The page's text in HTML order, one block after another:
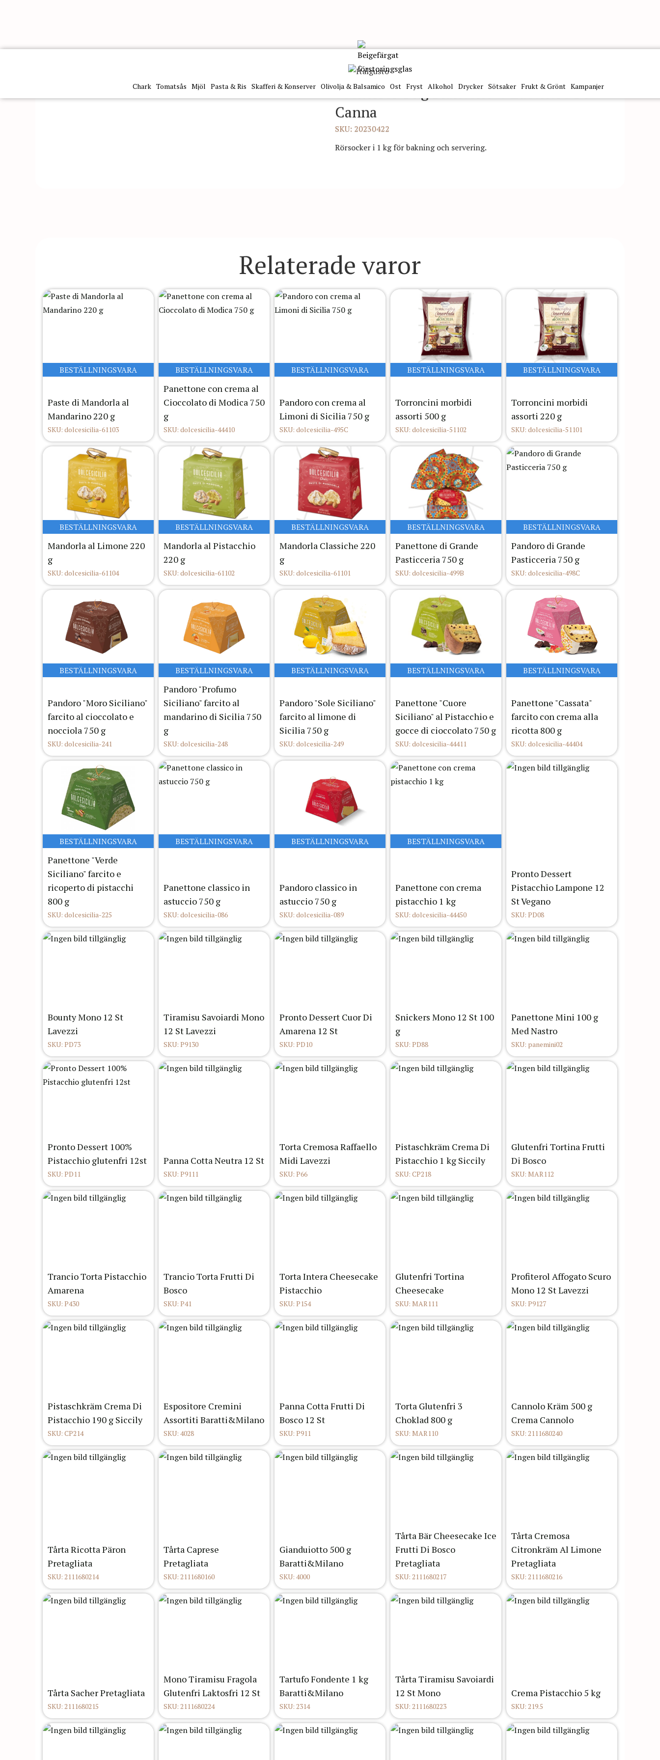
Chark Tomatsås Mjöl Pasta & Ris Skafferi & Konserver Olivolja & Balsamico Ost Fryst Alkohol Drycker Sötsaker Frukt & Grönt Kampanjer
Sockerrör 1 kg Bianconeve Zucchero Di
Canna
SKU: 20230422
Rörsocker i 1 kg för bakning och servering.
Relaterade varor
BESTÄLLNINGSVARA
Paste di Mandorla al
Mandarino 220 g
SKU: dolcesicilia-61103
BESTÄLLNINGSVARA
Panettone con crema al
Cioccolato di Modica 750
g
SKU: dolcesicilia-44410
BESTÄLLNINGSVARA
Pandoro con crema al
Limoni di Sicilia 750 g
SKU: dolcesicilia-495C
BESTÄLLNINGSVARA
Torroncini morbidi
assorti 500 g
SKU: dolcesicilia-51102
BESTÄLLNINGSVARA
Torroncini morbidi
assorti 220 g
SKU: dolcesicilia-51101
BESTÄLLNINGSVARA
Mandorla al Limone 220
g
SKU: dolcesicilia-61104
BESTÄLLNINGSVARA
Mandorla al Pistacchio
220 g
SKU: dolcesicilia-61102
BESTÄLLNINGSVARA
Mandorla Classiche 220
g
SKU: dolcesicilia-61101
BESTÄLLNINGSVARA
Panettone di Grande
Pasticceria 750 g
SKU: dolcesicilia-499B
BESTÄLLNINGSVARA
Pandoro di Grande
Pasticceria 750 g
SKU: dolcesicilia-498C
BESTÄLLNINGSVARA
Pandoro "Moro Siciliano"
farcito al cioccolato e
nocciola 750 g
SKU: dolcesicilia-241
BESTÄLLNINGSVARA
Pandoro "Profumo
Siciliano" farcito al
mandarino di Sicilia 750
g
SKU: dolcesicilia-248
BESTÄLLNINGSVARA
Pandoro "Sole Siciliano"
farcito al limone di
Sicilia 750 g
SKU: dolcesicilia-249
BESTÄLLNINGSVARA
Panettone "Cuore
Siciliano" al Pistacchio e
gocce di cioccolato 750 g
SKU: dolcesicilia-44411
BESTÄLLNINGSVARA
Panettone "Cassata"
farcito con crema alla
ricotta 800 g
SKU: dolcesicilia-44404
BESTÄLLNINGSVARA
Panettone "Verde
Siciliano" farcito e
ricoperto di pistacchi
800 g
SKU: dolcesicilia-225
BESTÄLLNINGSVARA
Panettone classico in
astuccio 750 g
SKU: dolcesicilia-086
BESTÄLLNINGSVARA
Pandoro classico in
astuccio 750 g
SKU: dolcesicilia-089
BESTÄLLNINGSVARA
Panettone con crema
pistacchio 1 kg
SKU: dolcesicilia-44450
Pronto Dessert
Pistacchio Lampone 12
St Vegano
SKU: PD08
Bounty Mono 12 St
Lavezzi
SKU: PD73
Tiramisu Savoiardi Mono
12 St Lavezzi
SKU: P9130
Pronto Dessert Cuor Di
Amarena 12 St
SKU: PD10
Snickers Mono 12 St 100
g
SKU: PD88
Panettone Mini 100 g
Med Nastro
SKU: panemini02
Pronto Dessert 100%
Pistacchio glutenfri 12st
SKU: PD11
Panna Cotta Neutra 12 St
SKU: P9111
Torta Cremosa Raffaello
Midi Lavezzi
SKU: P66
Pistaschkräm Crema Di
Pistacchio 1 kg Siccily
SKU: CP218
Glutenfri Tortina Frutti
Di Bosco
SKU: MAR112
Trancio Torta Pistacchio
Amarena
SKU: P430
Trancio Torta Frutti Di
Bosco
SKU: P41
Torta Intera Cheesecake
Pistacchio
SKU: P154
Glutenfri Tortina
Cheesecake
SKU: MAR111
Profiterol Affogato Scuro
Mono 12 St Lavezzi
SKU: P9127
Pistaschkräm Crema Di
Pistacchio 190 g Siccily
SKU: CP214
Espositore Cremini
Assortiti Baratti&Milano
SKU: 4028
Panna Cotta Frutti Di
Bosco 12 St
SKU: P911
Torta Glutenfri 3
Choklad 800 g
SKU: MAR110
Cannolo Kräm 500 g
Crema Cannolo
SKU: 2111680240
Tårta Ricotta Päron
Pretagliata
SKU: 2111680214
Tårta Caprese
Pretagliata
SKU: 2111680160
Gianduiotto 500 g
Baratti&Milano
SKU: 4000
Tårta Bär Cheesecake Ice
Frutti Di Bosco
Pretagliata
SKU: 2111680217
Tårta Cremosa
Citronkräm Al Limone
Pretagliata
SKU: 2111680216
Tårta Sacher Pretagliata
SKU: 2111680215
Mono Tiramisu Fragola
Glutenfri Laktosfri 12 St
SKU: 2111680224
Tartufo Fondente 1 kg
Baratti&Milano
SKU: 2314
Tårta Tiramisu Savoiardi
12 St Mono
SKU: 2111680223
Crema Pistacchio 5 kg
SKU: 219.5